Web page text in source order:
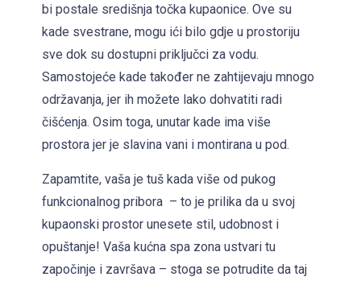
bi postale središnja točka kupaonice. Ove su
kade svestrane, mogu ići bilo gdje u prostoriju
sve dok su dostupni priključci za vodu.
Samostojeće kade također ne zahtijevaju mnogo
održavanja, jer ih možete lako dohvatiti radi
čišćenja. Osim toga, unutar kade ima više
prostora jer je slavina vani i montirana u pod.
Zapamtite, vaša je tuš kada više od pukog
funkcionalnog pribora – to je prilika da u svoj
kupaonski prostor unesete stil, udobnost i
opuštanje! Vaša kućna spa zona ustvari tu
započinje i završava – stoga se potrudite da taj